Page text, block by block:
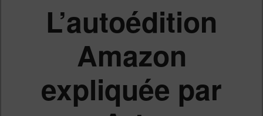
secondaireL’autoédition
Amazon
expliquée par